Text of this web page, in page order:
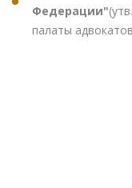
Федерации"
палаты